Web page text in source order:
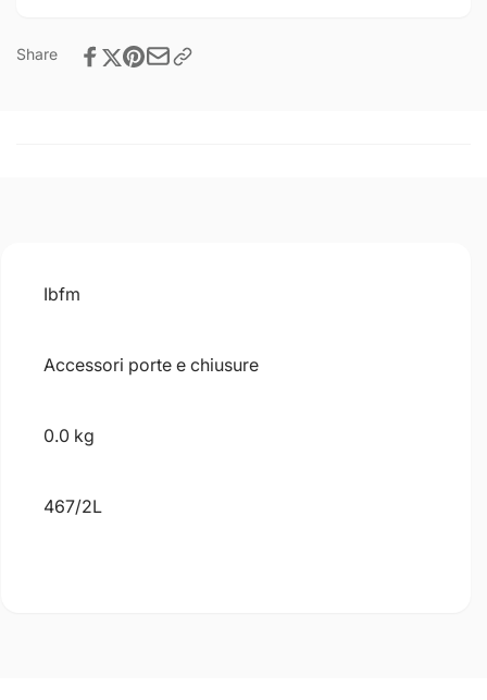
Share
Ibfm
Accessori porte e chiusure
0.0 kg
467/2L